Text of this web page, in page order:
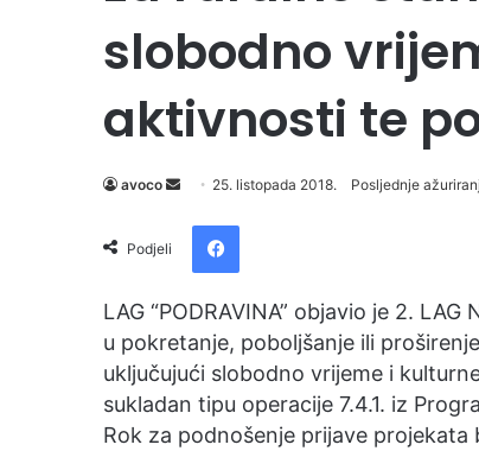
slobodno
aktivnosti te
avoco
a
e
m
a
i
25. listopada 2018. Posljednje
Podjeli
LAG “PODRAVINA” objavio je 2.
u pokretanje, poboljšanje ili
uključujući slobodno vrijeme i
sukladan tipu operacije 7.4.1. iz
Rok za podnošenje prijave projekata